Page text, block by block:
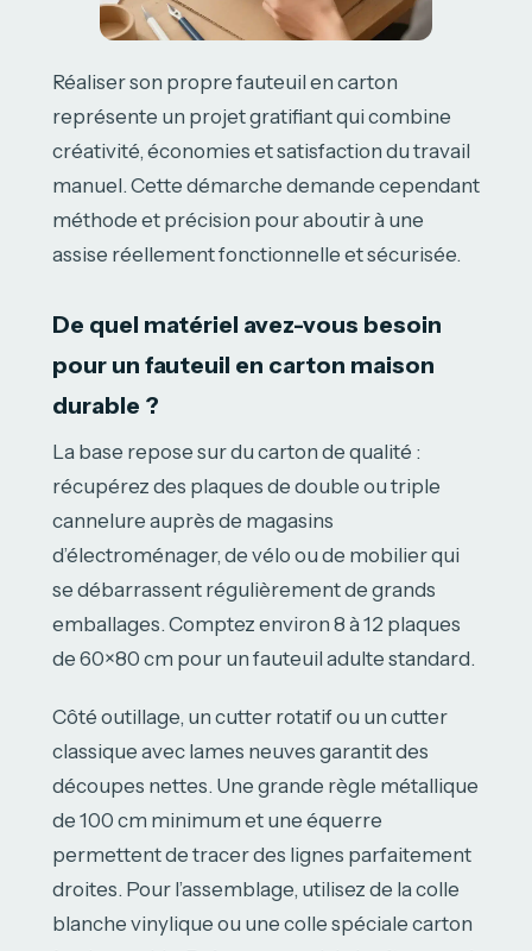
Réaliser son propre fauteuil en carton
représente un projet gratifiant qui combine
créativité, économies et satisfaction du travail
manuel. Cette démarche demande cependant
méthode et précision pour aboutir à une
assise réellement fonctionnelle et sécurisée.
De quel matériel avez-vous besoin
pour un fauteuil en carton maison
durable ?
La base repose sur du carton de qualité :
récupérez des plaques de double ou triple
cannelure auprès de magasins
d’électroménager, de vélo ou de mobilier qui
se débarrassent régulièrement de grands
emballages. Comptez environ 8 à 12 plaques
de 60×80 cm pour un fauteuil adulte standard.
Côté outillage, un cutter rotatif ou un cutter
classique avec lames neuves garantit des
découpes nettes. Une grande règle métallique
de 100 cm minimum et une équerre
permettent de tracer des lignes parfaitement
droites. Pour l’assemblage, utilisez de la colle
blanche vinylique ou une colle spéciale carton